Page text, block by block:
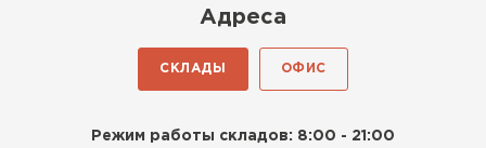
Адреса
СКЛАДЫ ОФИС
Режим работы складов: 8:00 - 21:00